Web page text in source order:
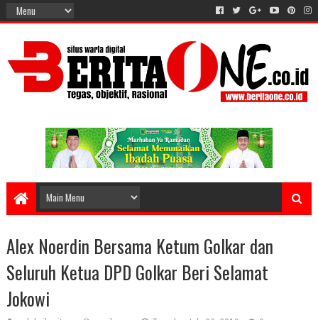
Alex Noerdin Bersama Ketum Golkar dan
Seluruh Ketua DPD Golkar Beri Selamat
Jokowi